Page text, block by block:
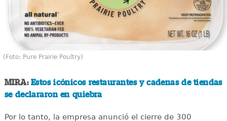
(Foto: Pure Prairie Poultry)
MIRA:Estos icónicos restaurantes y cadenas de tiendas
se declararon en quiebra
Por lo tanto, la empresa anunció el cierre de 300